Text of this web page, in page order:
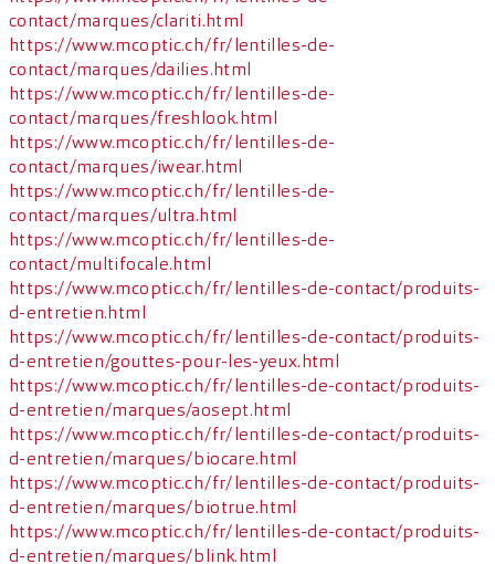
contact/marques/clariti.html
https://www.mcoptic.ch/fr/lentilles-de-
contact/marques/dailies.html
https://www.mcoptic.ch/fr/lentilles-de-
contact/marques/freshlook.html
https://www.mcoptic.ch/fr/lentilles-de-
contact/marques/iwear.html
https://www.mcoptic.ch/fr/lentilles-de-
contact/marques/ultra.html
https://www.mcoptic.ch/fr/lentilles-de-
contact/multifocale.html
https://www.mcoptic.ch/fr/lentilles-de-contact/produits-
d-entretien.html
https://www.mcoptic.ch/fr/lentilles-de-contact/produits-
d-entretien/gouttes-pour-les-yeux.html
https://www.mcoptic.ch/fr/lentilles-de-contact/produits-
d-entretien/marques/aosept.html
https://www.mcoptic.ch/fr/lentilles-de-contact/produits-
d-entretien/marques/biocare.html
https://www.mcoptic.ch/fr/lentilles-de-contact/produits-
d-entretien/marques/biotrue.html
https://www.mcoptic.ch/fr/lentilles-de-contact/produits-
d-entretien/marques/blink.html